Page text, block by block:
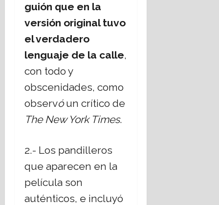
guión que en la
versión original tuvo
el verdadero
lenguaje de la calle,
con todo y
obscenidades, como
observóun crítico de
The New York Times.
2.- Los pandilleros
que aparecen en la
película son
auténticos, e incluyó